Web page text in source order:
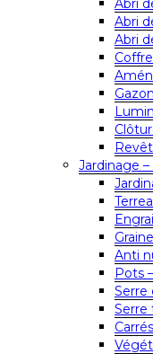
Abri
Abri
Abri
Jardinage
Anti
Pots
Serre
Serre